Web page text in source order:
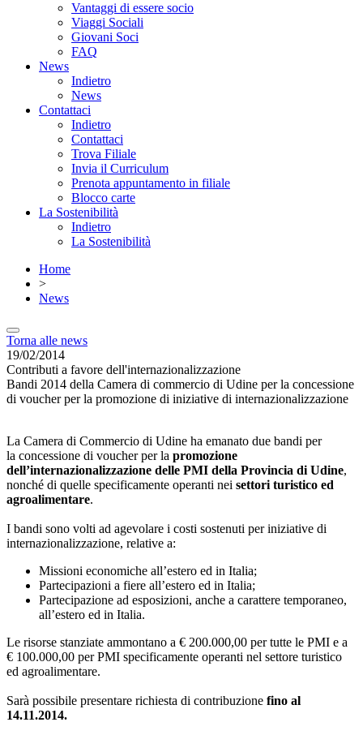
Vantaggi di essere socio
Viaggi Sociali
Giovani Soci
FAQ
News
Indietro
News
Contattaci
Indietro
Contattaci
Trova Filiale
Invia il Curriculum
Prenota appuntamento in filiale
Blocco carte
La Sostenibilità
Indietro
La Sostenibilità
Home
>
News
Torna alle news
19/02/2014
Contributi a favore dell'internazionalizzazione
Bandi 2014 della Camera di commercio di Udine per la concessione
di voucher per la promozione di iniziative di internazionalizzazione
La Camera di Commercio di Udine ha emanato due bandi per
la concessione di voucher per la promozione
dell’internazionalizzazione delle PMI della Provincia di Udine,
nonché di quelle specificamente operanti nei settori turistico ed
agroalimentare.
I bandi sono volti ad agevolare i costi sostenuti per iniziative di
internazionalizzazione, relative a:
Missioni economiche all’estero ed in Italia;
Partecipazioni a fiere all’estero ed in Italia;
Partecipazione ad esposizioni, anche a carattere temporaneo,
all’estero ed in Italia.
Le risorse stanziate ammontano a € 200.000,00 per tutte le PMI e a
€ 100.000,00 per PMI specificamente operanti nel settore turistico
ed agroalimentare.
Sarà possibile presentare richiesta di contribuzione fino al
14.11.2014.